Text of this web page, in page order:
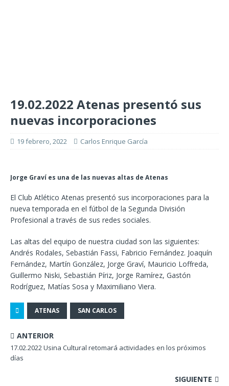
19.02.2022 Atenas presentó sus
nuevas incorporaciones
19 febrero, 2022 Carlos Enrique García
Jorge Graví es una de las nuevas altas de Atenas
El Club Atlético Atenas presentó sus incorporaciones para la
nueva temporada en el fútbol de la Segunda División
Profesional a través de sus redes sociales.
Las altas del equipo de nuestra ciudad son las siguientes:
Andrés Rodales, Sebastián Fassi, Fabricio Fernández. Joaquín
Fernández, Martín González, Jorge Graví, Mauricio Loffreda,
Guillermo Niski, Sebastián Píriz, Jorge Ramírez, Gastón
Rodríguez, Matías Sosa y Maximiliano Viera.
ATENAS SAN CARLOS
ANTERIOR
17.02.2022 Usina Cultural retomará actividades en los próximos
días
SIGUIENTE